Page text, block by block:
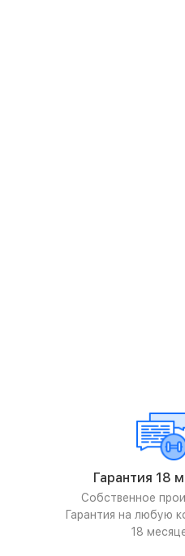
Гарантия 18
Собственное
Гарантия на любую
18